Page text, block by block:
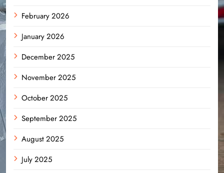
February 2026
January 2026
December 2025
November 2025
October 2025
September 2025
August 2025
July 2025